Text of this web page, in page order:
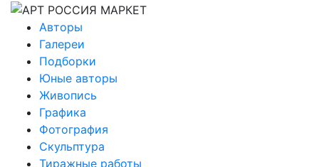
Авторы
Галереи
Подборки
Юные авторы
Живопись
Графика
Фотография
Скульптура
Тиражные работы